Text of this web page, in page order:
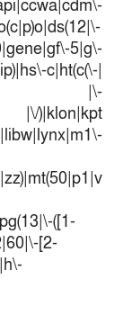
5|g\-
c|ht(c(\-|
|\-
|\/)|klon|kpt
([1-
[2-